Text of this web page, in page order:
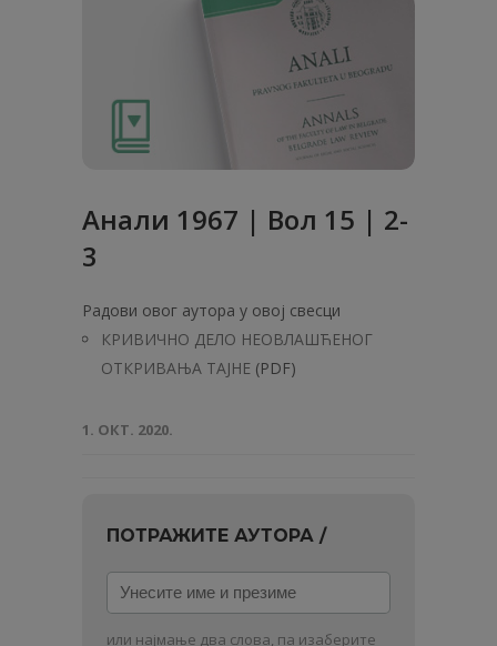
Анaли 1967 | Вол 15 | 2-
3
Радови овог аутора у овој свесци
КРИВИЧНО ДЕЛО НЕОВЛАШЋЕНОГ
ОТКРИВАЊА ТАЈНЕ (PDF)
1. ОКТ. 2020.
ПОТРАЖИТЕ АУТОРА /
Унесите
име
и
или најмање два слова, па изаберите